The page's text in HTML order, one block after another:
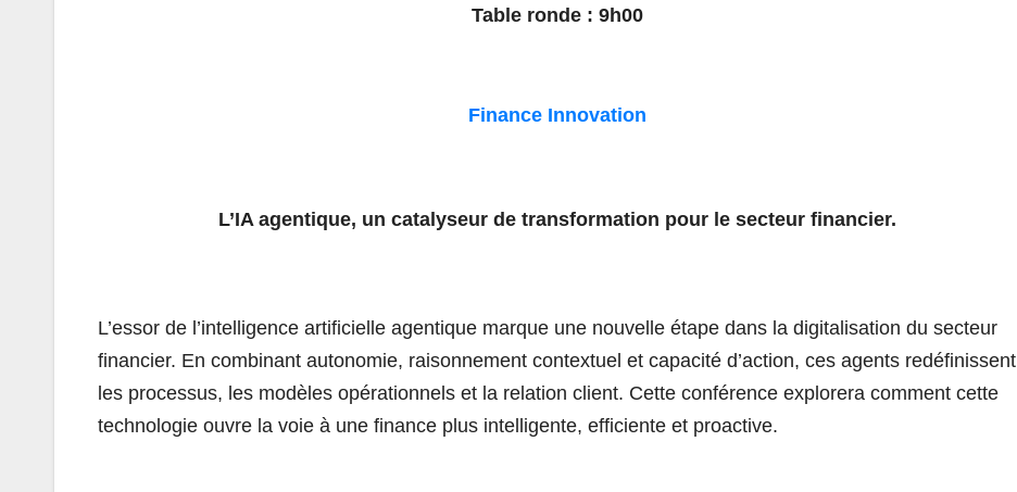
Table ronde: 9h00
Finance Innovation
L’IA agentique, un catalyseur de transformation pour le secteur financier.
L’essor de l’intelligence artificielle agentique marque une nouvelle étape dans la digitalisation du secteur
financier. En combinant autonomie, raisonnement contextuel et capacité d’action, ces agents redéfinissent
les processus, les modèles opérationnels et la relation client. Cette conférence explorera comment cette
technologie ouvre la voie à une finance plus intelligente, efficiente et proactive.